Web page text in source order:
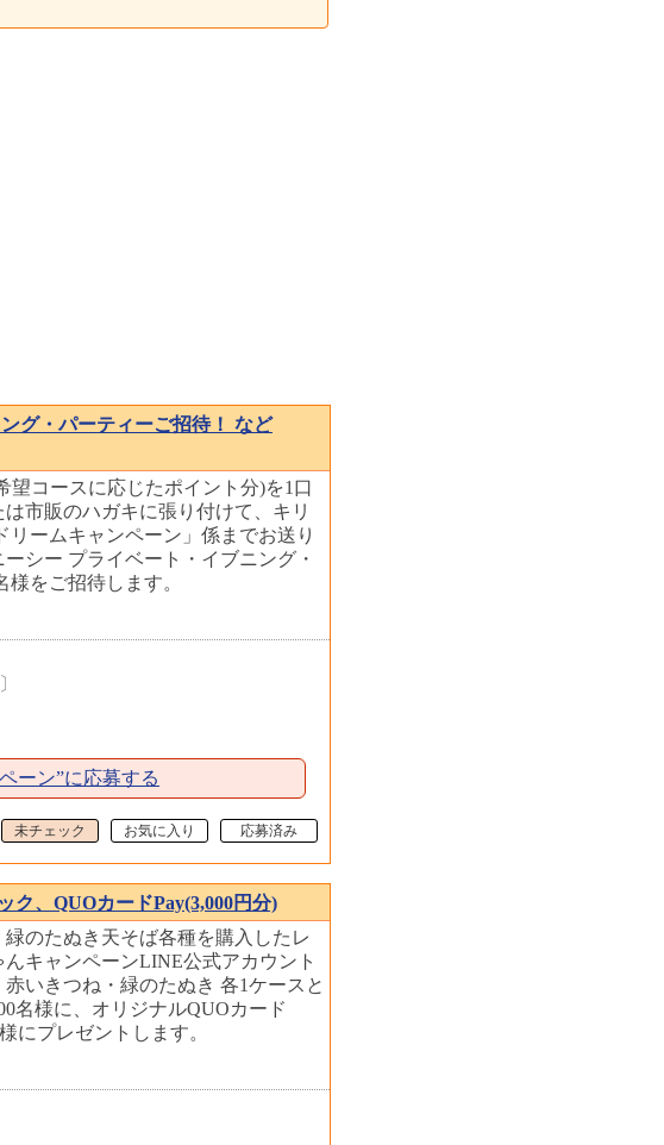
グ・パーティーご招待！ など
望コースに応じたポイント分)を1口
市販のハガキに張り付けて、キリ
リームキャンペーン」係までお送り
シー プライベート・イブニング・
様をご招待します。
〕
ーン”に応募する
未チェック お気に入り 応募済み
ク、QUOカードPay(3,000円分)
のたぬき天そば各種を購入したレ
キャンペーンLINE公式アカウント
いきつね・緑のたぬき 各1ケースと
名様に、オリジナルQUOカード
にプレゼントします。